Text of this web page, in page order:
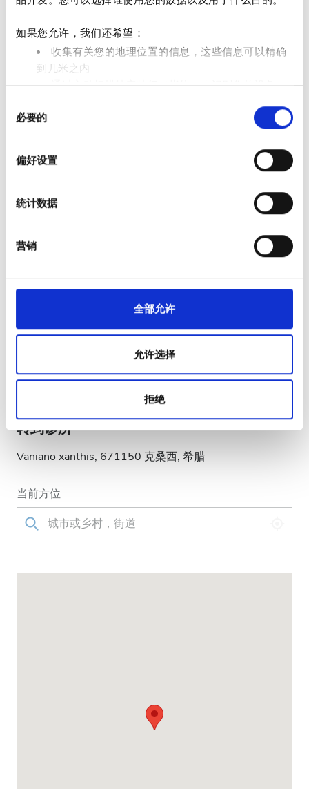
如果您允许，我们还希望：
收集有关您的地理位置的信息，这些信息可以精确
到几米之内
通过主动扫描特定特征（指纹）来识别您的设备
查找有关您的个人数据如何处理的更多信息，
并设置您的首选项。您可随时从Cookie声明中更改或撤回
我们使用 Cookie 来制作贴合用户需求的内容与广告、提供
体、广告和分析合作伙伴分享您对我们网站的使用情况，
必要的
偏好设置
统计数据
营销
全部允许
允许选择
拒绝
星期一 06:00 - 21:00
星期二 06:00 - 21:00
星期三 06:00 - 21:00
星期四
星期五
星期六
支付选项
现金
转到诊所
Vaniano xanthis, 671150 克桑西, 希腊
当前方位